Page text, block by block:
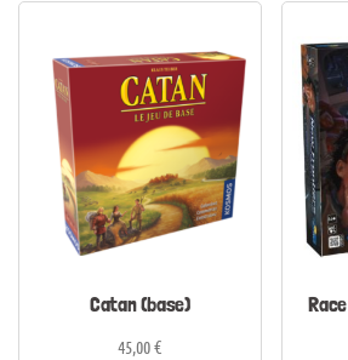
Catan (base)
45,00€